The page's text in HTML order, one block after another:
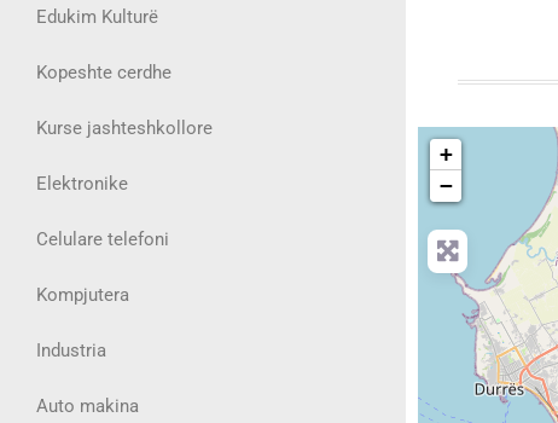
Edukim Kulturë
Kopeshte cerdhe
Kurse jashteshkollore
Elektronike
Celulare telefoni
Kompjutera
Industria
Auto makina
+
−